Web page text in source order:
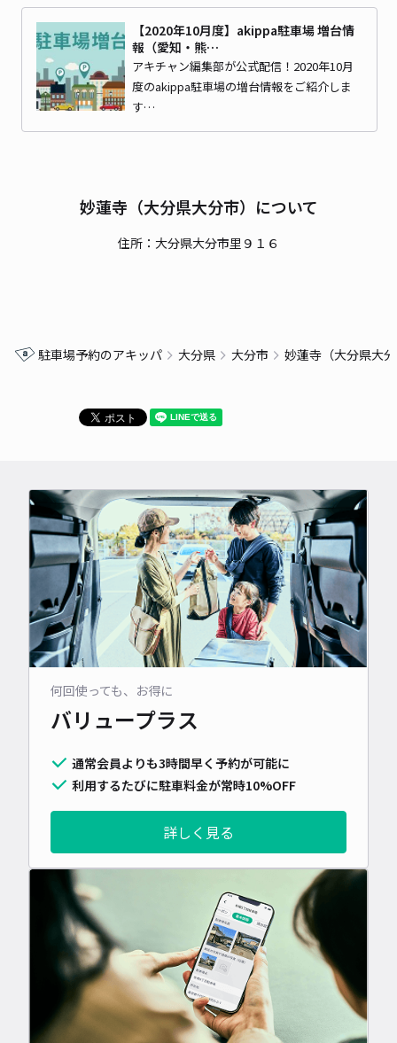
【2020年10月度】akippa駐車場 増台情
報（愛知・熊…
アキチャン編集部が公式配信！2020年10月
度のakippa駐車場の増台情報をご紹介しま
す…
妙蓮寺（大分県大分市）について
住所：大分県大分市里９１６
駐車場予約のアキッパ 大分県 大分市 妙蓮寺（大分県大
何回使っても、お得に
バリュープラス
通常会員よりも3時間早く予約が可能に
利用するたびに駐車料金が常時10%OFF
詳しく見る